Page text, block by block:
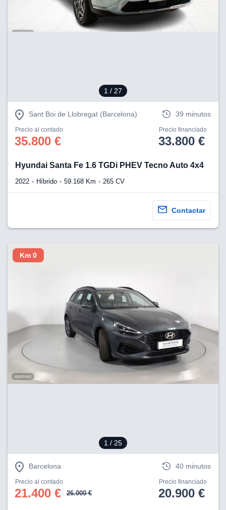
e
socios
1 / 27
Sant Boi de Llobregat (Barcelona) 39 minutos
Precio al contado
35.800 €
Precio financiado
33.800 €
Hyundai Santa Fe 1.6 TGDi PHEV Tecno Auto 4x4
2022 Híbrido 59.168 Km 265 CV
Contactar
1 / 25
Km 0
Barcelona 40 minutos
Precio al contado
21.400 € 26.000 €
Precio financiado
20.900 €